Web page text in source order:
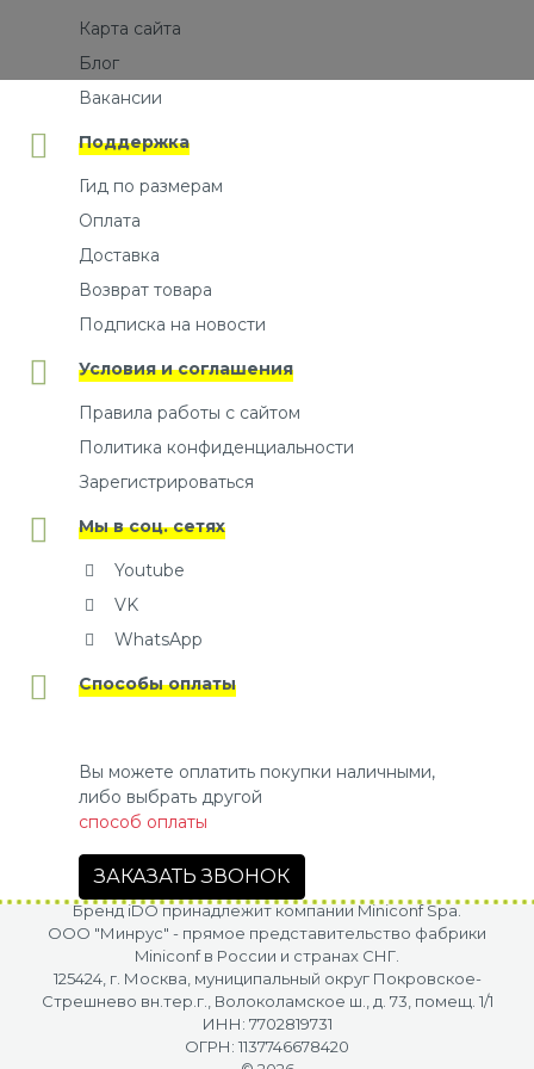
Карта сайта
Блог
Вакансии
Поддержка
Гид по размерам
Оплата
Доставка
Возврат товара
Подписка на новости
Условия и соглашения
Правила работы с сайтом
Политика конфиденциальности
Зарегистрироваться
Мы в соц. сетях
Youtube
VK
WhatsApp
Способы оплаты
Вы можете оплатить покупки наличными,
либо выбрать другой
способ оплаты
ЗАКАЗАТЬ ЗВОНОК
Бренд iDO принадлежит компании Miniconf Spa.
OOO "Минрус" - прямое представительство фабрики
Miniconf в России и странах СНГ.
125424, г. Москва, муниципальный округ Покровское-
Стрешнево вн.тер.г., Волоколамское ш., д. 73, помещ. 1/1
ИНН: 7702819731
ОГРН: 1137746678420